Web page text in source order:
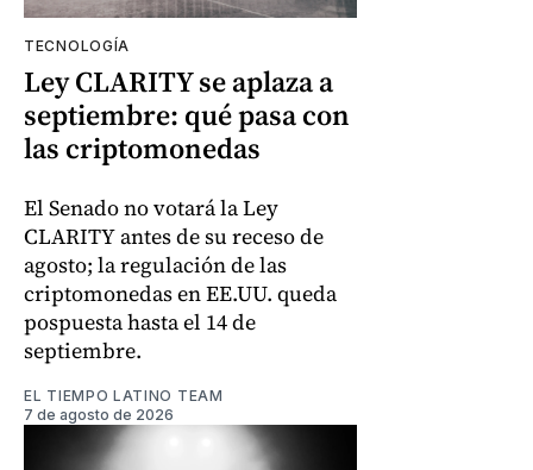
TECNOLOGÍA
Ley CLARITY se aplaza a
septiembre: qué pasa con
las criptomonedas
El Senado no votará la Ley
CLARITY antes de su receso de
agosto; la regulación de las
criptomonedas en EE.UU. queda
pospuesta hasta el 14 de
septiembre.
EL TIEMPO LATINO TEAM
7 de agosto de 2026